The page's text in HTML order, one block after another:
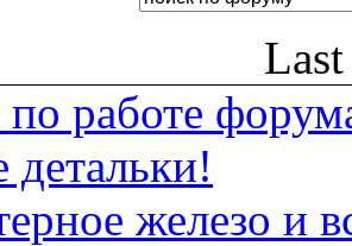
работе
детальки!
железо и